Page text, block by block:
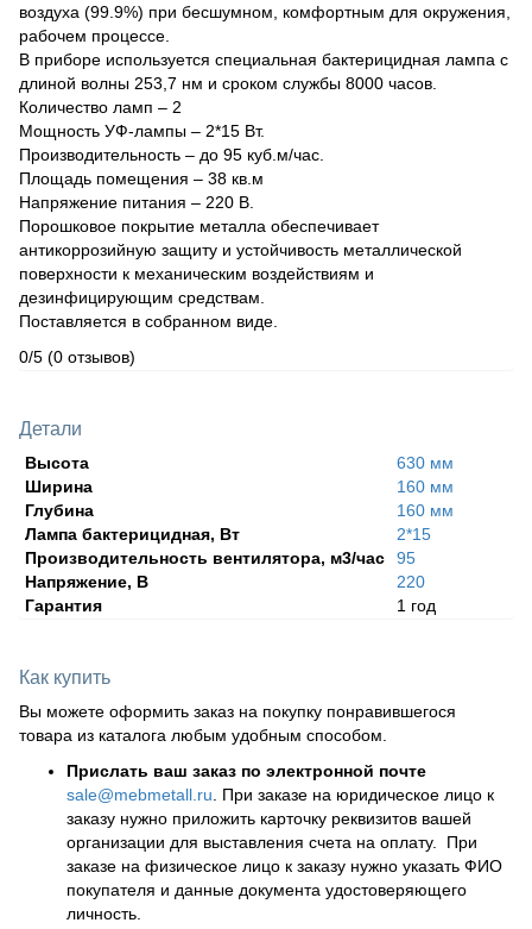
воздуха (99.9%) при бесшумном, комфортным для окружения,
рабочем процессе.
В приборе используется специальная бактерицидная лампа с
длиной волны 253,7 нм и сроком службы 8000 часов.
Количество ламп – 2
Мощность УФ-лампы – 2*15 Вт.
Производительность – до 95 куб.м/час.
Площадь помещения – 38 кв.м
Напряжение питания – 220 В.
Порошковое покрытие металла обеспечивает
антикоррозийную защиту и устойчивость металлической
поверхности к механическим воздействиям и
дезинфицирующим средствам.
Поставляется в собранном виде.
0/5 (0 отзывов)
Детали
Высота
630 мм
Ширина
160 мм
Глубина
160 мм
Лампа бактерицидная, Вт
2*15
Производительность вентилятора, м3/час
95
Напряжение, В
220
Гарантия
1 год
Как купить
Вы можете оформить заказ на покупку понравившегося
товара из каталога любым удобным способом.
Прислать ваш заказ по электронной почте
sale@mebmetall.ru . При заказе на юридическое лицо к
заказу нужно приложить карточку реквизитов вашей
организации для выставления счета на оплату. При
заказе на физическое лицо к заказу нужно указать ФИО
покупателя и данные документа удостоверяющего
личность.